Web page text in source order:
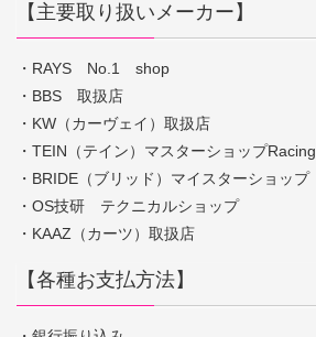
【主要取り扱いメーカー】
・RAYS No.1 shop
・BBS 取扱店
・KW（カーヴェイ）取扱店
・TEIN（テイン）マスターショップRacing
・BRIDE（ブリッド）マイスターショップ
・OS技研 テクニカルショップ
・KAAZ（カーツ）取扱店
【各種お支払方法】